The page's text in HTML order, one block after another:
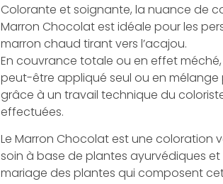
Colorante et soignante, la nuance de
Marron Chocolat est idéale pour les
marron chaud tirant vers l’acajou.
En couvrance totale ou en effet
peut-être appliqué seul ou en mélange
grâce à un travail technique du
effectuées.
Le Marron Chocolat est une coloration
soin à base de plantes ayurvédiques et
mariage des plantes qui composent